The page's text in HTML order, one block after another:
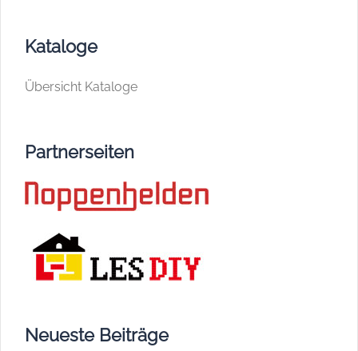
Kataloge
Übersicht Kataloge
Partnerseiten
Neueste Beiträge